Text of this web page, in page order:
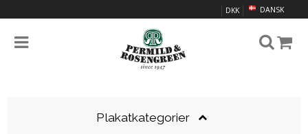
DANSK
DKK
Plakatkategorier